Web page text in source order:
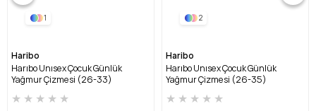
1
Haribo
Harıbo Unısex Çocuk Günlük
Yağmur Çizmesi (26-33)
★ ★ ★ ★ ★
2
Haribo
Harıbo Unısex Çocuk Günlük
Yağmur Çizmesi (26-35)
★ ★ ★ ★ ★